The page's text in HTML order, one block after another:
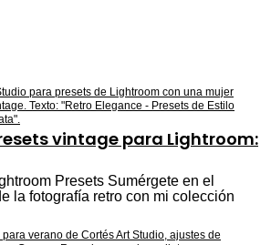
vintage para Lightroom:
Presets Sumérgete en el
la fotografía retro con mi colección